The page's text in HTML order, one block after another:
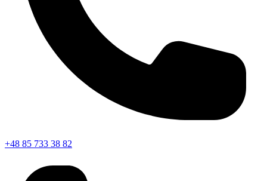
+48 85 733 38 82